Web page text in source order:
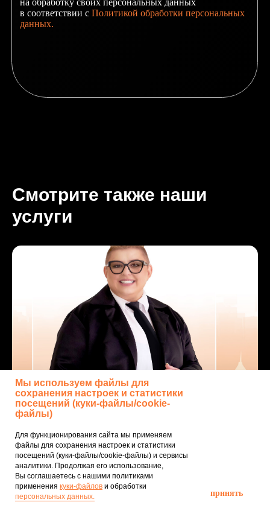
Мы используем файлы для
сохранения настроек и статистики
посещений (куки‑файлы/cookie-
файлы)
Для функционирования сайта мы применяем
файлы для сохранения настроек и статистики
посещений (куки‑файлы/cookie-файлы) и сервисы
аналитики. Продолжая его использование,
Вы соглашаетесь с нашими политиками
применения куки‑файлов и обработки
персональных данных.
принять
Смотрите также наши
услуги
Бизнес-интенсив «ДЕСЯТКА РОСТА HR»
специалистов. Научим выстраивать найм системно:
от вакансии до адаптации